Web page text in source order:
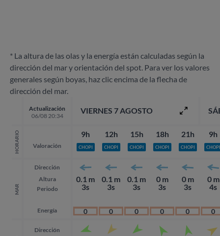
* La altura de las olas y la energía están calculadas según la
dirección del mar y orientación del spot. Para ver los valores
generales según boyas, haz clic encima de la flecha de
dirección del mar.
Actualización
06/08 20:34
HORARIO Valoración
MAR
Dirección
Altura
Periodo
Energía
Dirección
VIERNES 7 AGOSTO
9h
CHOPI
0.1 m
3s
0
12h
CHOPI
0.1 m
3s
0
15h
CHOPI
0.1 m
3s
0
18h
CHOPI
0 m
3s
0
21h
CHOPI
0 m
3s
0
9h
CHOPI
0 m
4s
0